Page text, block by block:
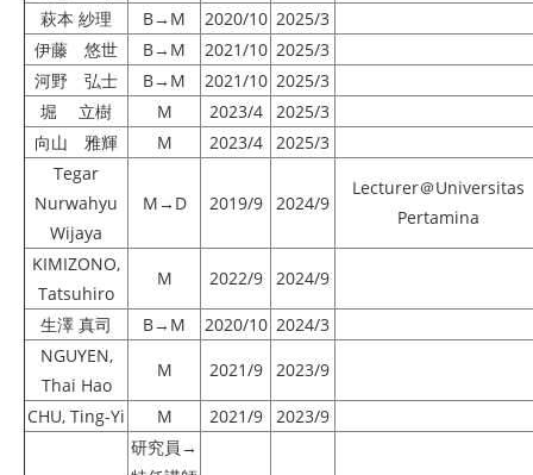
萩本 紗理
B→M 2020/10 2025/3
伊藤 悠世
B→M 2021/10 2025/3
河野 弘士
B→M 2021/10 2025/3
堀 立樹
M 2023/4
2025/3
向山 雅輝
M 2023/4
2025/3
Tegar
Nurwahyu
Wijaya
M→D 2019/9 2024/9
Lecturer＠Universitas
Pertamina
KIMIZONO,
Tatsuhiro
M 2022/9 2024/9
生澤 真司 B→M 2020/10 2024/3
NGUYEN,
Thai Hao
M 2021/9 2023/9
CHU, Ting-Yi M 2021/9 2023/9
研究員→